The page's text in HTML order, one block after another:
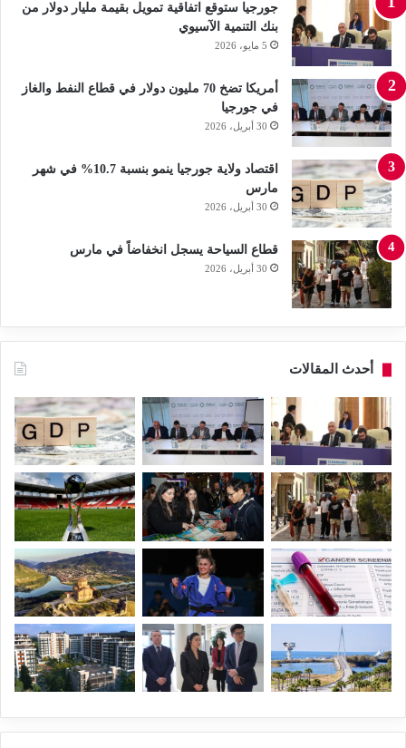
جورجيا ستوقع اتفاقية تمويل بقيمة مليار دولار من
بنك التنمية الآسيوي
5 مايو، 2026
أمريكا تضخ 70 مليون دولار في قطاع النفط والغاز
في جورجيا
30 أبريل، 2026
اقتصاد ولاية جورجيا ينمو بنسبة 10.7% في شهر
مارس
30 أبريل، 2026
قطاع السياحة يسجل انخفاضاً في مارس
30 أبريل، 2026
أحدث المقالات